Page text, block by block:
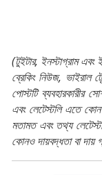
(টুইটার, ইনস্টাগ্রাম
ব্রেকিং নিউজ,
পোস্টটি ব্যবহারকারীর
এবং লেটেস্টলি এতে
মতামত এবং তথ্য
কোনও দায়বদ্ধতা বা দায়